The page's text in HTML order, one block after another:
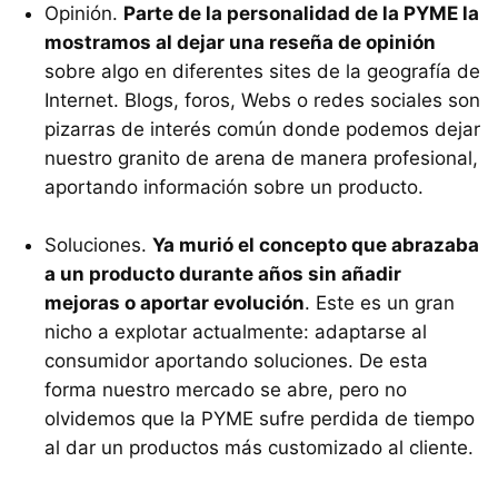
Opinión. Parte de la personalidad de la PYME la
mostramos al dejar una reseña de opinión
sobre algo en diferentes sites de la geografía de
Internet. Blogs, foros, Webs o redes sociales son
pizarras de interés común donde podemos dejar
nuestro granito de arena de manera profesional,
aportando información sobre un producto.
Soluciones. Ya murió el concepto que abrazaba
a un producto durante años sin añadir
mejoras o aportar evolución. Este es un gran
nicho a explotar actualmente: adaptarse al
consumidor aportando soluciones. De esta
forma nuestro mercado se abre, pero no
olvidemos que la PYME sufre perdida de tiempo
al dar un productos más customizado al cliente.